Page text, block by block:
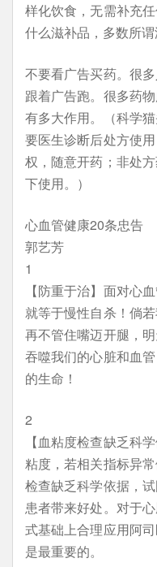
样化饮食，无需补充
什么滋补品，多数所谓
不要看广告买药。很
跟着广告跑。很多药
有多大作用。（科学
要医生诊断后处方使
权，随意开药；非处
下使用。）
心血管健康20条忠告
郭艺芳
1
【防重于治】面对心
就等于慢性自杀！倘
再不管住嘴迈开腿，
吞噬我们的心脏和血
的生命！
2
【血粘度检查缺乏科
粘度，若相关指标异
检查缺乏科学依据，
患者带来好处。对于
式基础上合理应用阿
是最重要的。